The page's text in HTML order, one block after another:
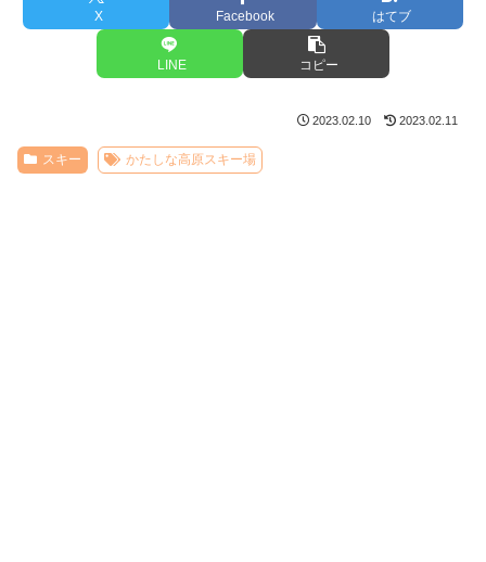
X Facebook はてブ
LINE コピー
2023.02.10 2023.02.11
スキー かたしな高原スキー場